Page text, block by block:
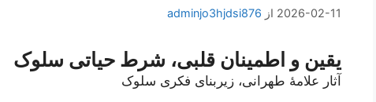
2026-02-11 از adminjo3hjdsi876
یقین و اطمینان قلبی، شرط حیاتی سلوک
آثار علامۀ طهرانی، زیربنای فکری سلوک